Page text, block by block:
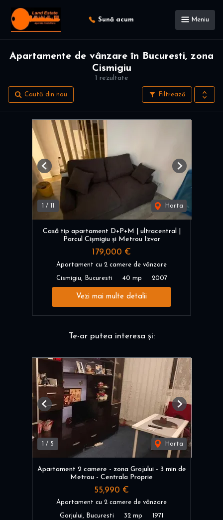
Sună acum Meniu
1 rezultate
Apartamente de vânzare în Bucuresti, zona
Cismigiu
Filtrează
Caută din nou
1 / 11 Harta
Previous Next
Casă tip apartament D+P+M | ultracentral |
Parcul Cișmigiu și Metrou Izvor
179,000 €
Apartament cu 2 camere de vânzare
Cismigiu, Bucuresti 40 mp 2007
Vezi mai multe detalii
Te-ar putea interesa și:
1 / 5 Harta
Previous Next
Apartament 2 camere - zona Grojului - 3 min de
Metrou - Centrala Proprie
55,990 €
Apartament cu 2 camere de vânzare
Gorjului, Bucuresti 32 mp 1971